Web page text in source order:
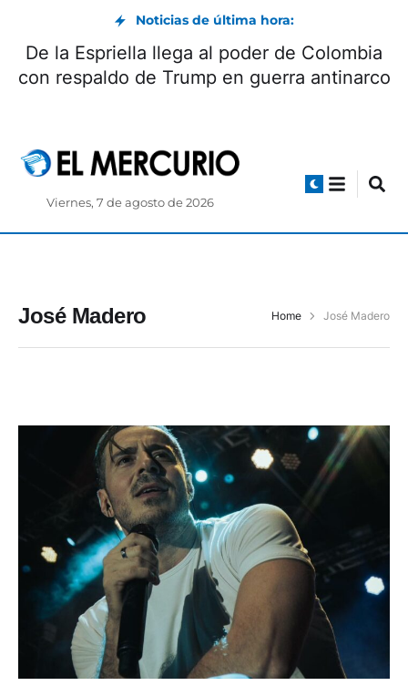
Noticias de última hora:
De la Espriella llega al poder de Colombia
con respaldo de Trump en guerra antinarco
Viernes, 7 de agosto de 2026
José Madero Home José Madero